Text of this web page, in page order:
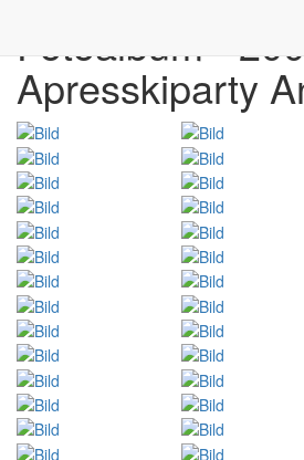
Fotoalbum -
Apresskiparty